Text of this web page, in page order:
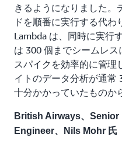
きるようになりました。
ドを順番に実行する代わ
Lambda は、同時に実行
は 300 個までシームレ
スパイクを効率的に管理
イトのデータ分析が通常
十分かかっていたものか
British Airways、
Engineer、Nils Mohr 氏